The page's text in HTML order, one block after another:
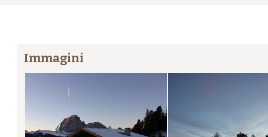
Immagini